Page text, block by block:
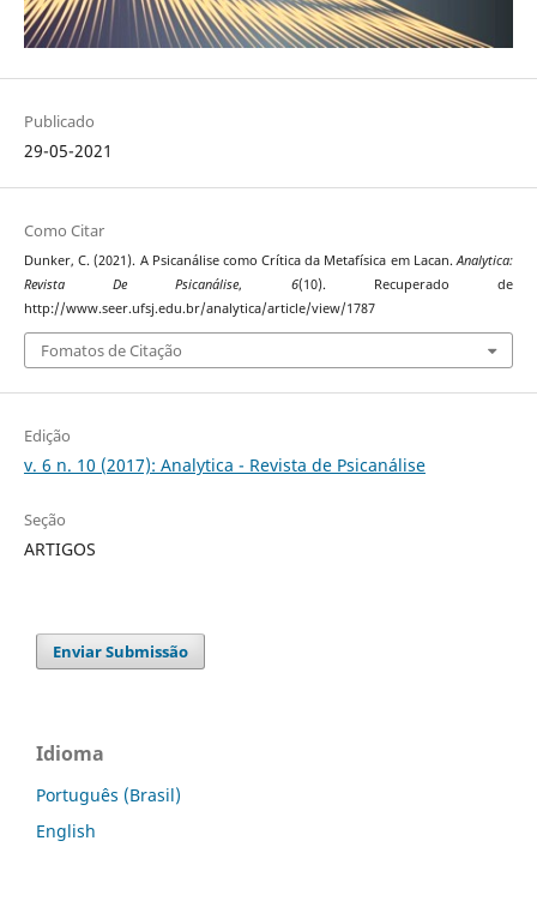
Publicado
29-05-2021
Como Citar
Dunker, C. (2021). A Psicanálise como Crítica da Metafísica em Lacan.Analytica:
Revista De Psicanálise, 6(10). Recuperado de
http://www.seer.ufsj.edu.br/analytica/article/view/1787
Fomatos de Citação
Edição
v. 6 n. 10 (2017): Analytica - Revista de Psicanálise
Seção
ARTIGOS
Enviar Submissão
Idioma
Português (Brasil)
English